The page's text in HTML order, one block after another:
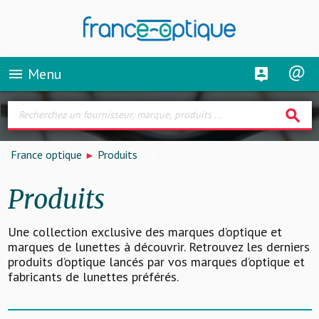
menu Menu
search
France optique Produits
Produits
Une collection exclusive des marques d’optique et
marques de lunettes à découvrir. Retrouvez les derniers
produits d’optique lancés par vos marques d’optique et
fabricants de lunettes préférés.